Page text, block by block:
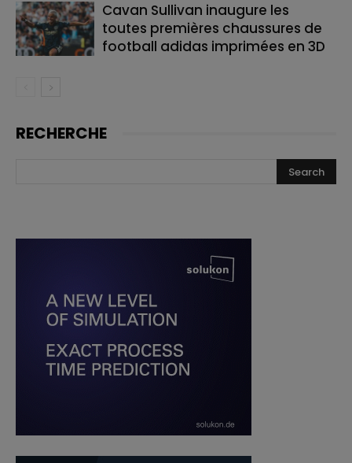
Cavan Sullivan inaugure les
toutes premières chaussures de
football adidas imprimées en 3D
RECHERCHE